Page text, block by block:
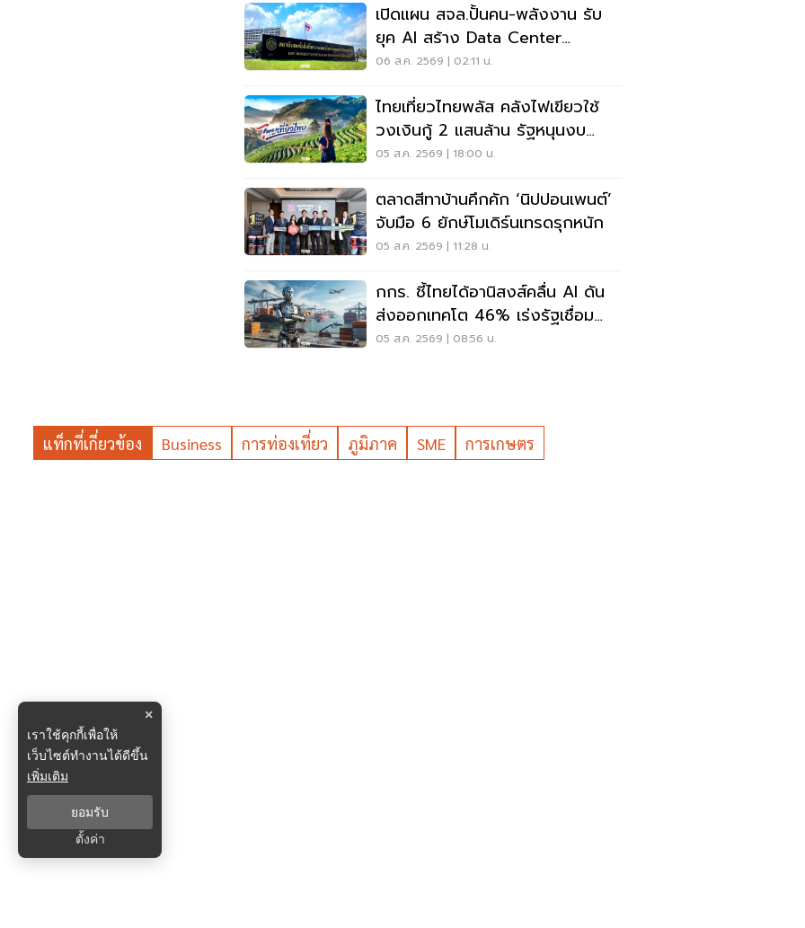
เปิดแผน สจล.ปั้นคน-พลังงาน รับ
ยุค AI สร้าง Data Center
Sandbox
06 ส.ค. 2569 | 02:11 น.
ไทยเที่ยวไทยพลัส คลังไฟเขียวใช้
วงเงินกู้ 2 แสนล้าน รัฐหนุนงบ
1,750-2,000 ล้านบาท
05 ส.ค. 2569 | 18:00 น.
ตลาดสีทาบ้านคึกคัก ‘นิปปอนเพนต์’
จับมือ 6 ยักษ์โมเดิร์นเทรดรุกหนัก
05 ส.ค. 2569 | 11:28 น.
กกร. ชี้ไทยได้อานิสงส์คลื่น AI ดัน
ส่งออกเทคโต 46% เร่งรัฐเชื่อม
ข้อมูล
05 ส.ค. 2569 | 08:56 น.
แท็กที่เกี่ยวข้อง Business การท่องเที่ยว ภูมิภาค SME การเกษตร
×
เราใช้คุกกี้เพื่อให้
เว็บไซต์ทำงานได้ดีขึ้น
เพิ่มเติม
ยอมรับ
ตั้งค่า